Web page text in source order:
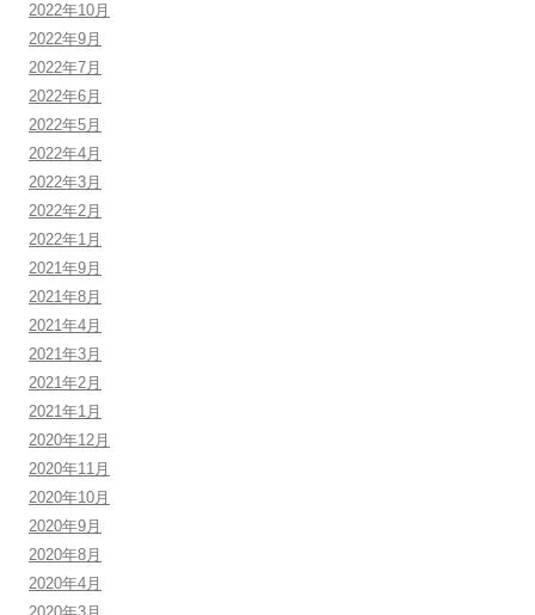
2022年10月
2022年9月
2022年7月
2022年6月
2022年5月
2022年4月
2022年3月
2022年2月
2022年1月
2021年9月
2021年8月
2021年4月
2021年3月
2021年2月
2021年1月
2020年12月
2020年11月
2020年10月
2020年9月
2020年8月
2020年4月